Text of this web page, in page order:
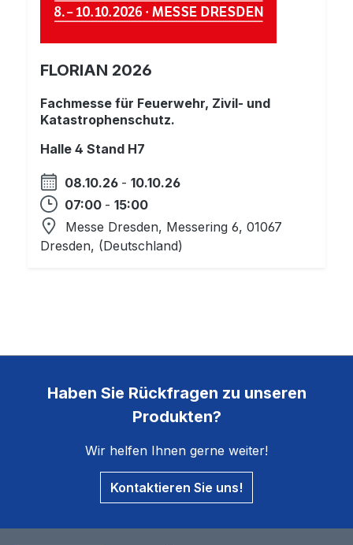
FLORIAN 2026
Fachmesse für Feuerwehr, Zivil- und
Katastrophenschutz.
Halle 4 Stand H7
08.10.26 - 10.10.26
07:00 - 15:00
Messe Dresden, Messering 6, 01067
Dresden, (Deutschland)
Haben Sie Rückfragen zu unseren
Produkten?
Wir helfen Ihnen gerne weiter!
Kontaktieren Sie uns!